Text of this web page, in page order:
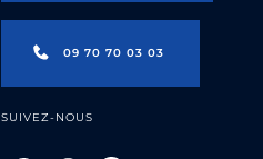
09 70 70 03 03
SUIVEZ-NOUS